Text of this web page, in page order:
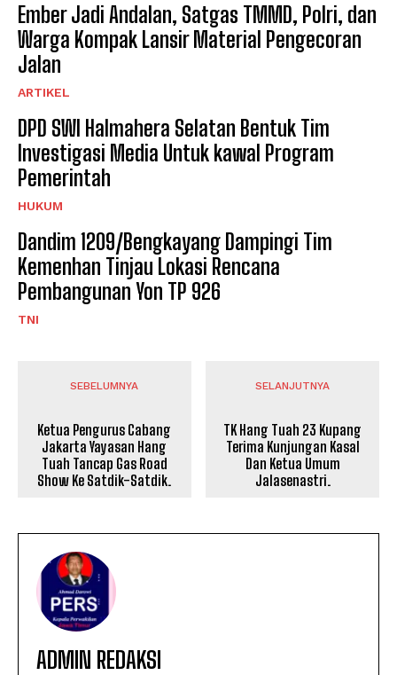
Ember Jadi Andalan, Satgas TMMD, Polri, dan
Warga Kompak Lansir Material Pengecoran
Jalan
ARTIKEL
DPD SWI Halmahera Selatan Bentuk Tim
Investigasi Media Untuk kawal Program
Pemerintah
HUKUM
Dandim 1209/Bengkayang Dampingi Tim
Kemenhan Tinjau Lokasi Rencana
Pembangunan Yon TP 926
TNI
SEBELUMNYA
Ketua Pengurus Cabang
Jakarta Yayasan Hang
Tuah Tancap Gas Road
Show Ke Satdik-Satdik.
SELANJUTNYA
TK Hang Tuah 23 Kupang
Terima Kunjungan Kasal
Dan Ketua Umum
Jalasenastri.
ADMIN REDAKSI